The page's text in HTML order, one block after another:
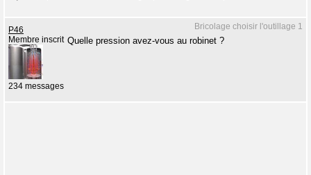
Bricolage choisir l'outillage 1
P46
Membre inscrit
234 messages
Quelle pression avez-vous au robinet ?